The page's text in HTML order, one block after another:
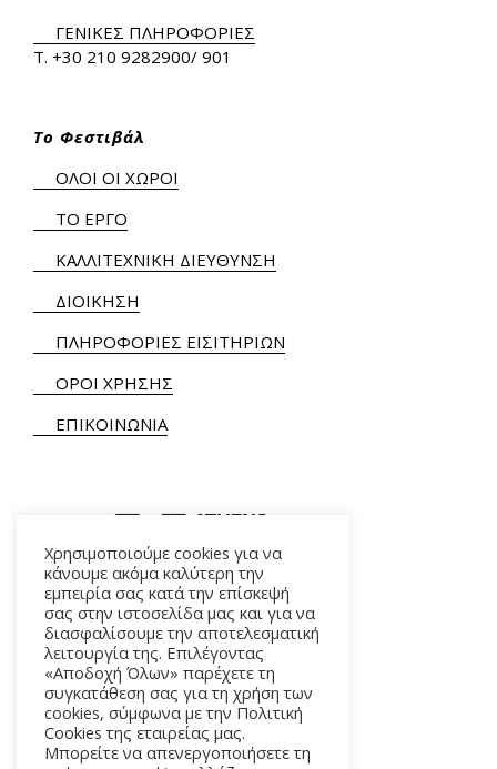
ΓΕΝΙΚΕΣ ΠΛΗΡΟΦΟΡΙΕΣ
Τ. +30 210 9282900/ 901
Το Φεστιβάλ
ΟΛΟΙ ΟΙ ΧΩΡΟΙ
ΤΟ ΕΡΓΟ
ΚΑΛΛΙΤΕΧΝΙΚΗ ΔΙΕΥΘΥΝΣΗ
ΔΙΟΙΚΗΣΗ
ΠΛΗΡΟΦΟΡΙΕΣ ΕΙΣΙΤΗΡΙΩΝ
ΟΡΟΙ ΧΡΗΣΗΣ
ΕΠΙΚΟΙΝΩΝΙΑ
ΑΛΚΜΗΝΗΣ 5 – 118 54 ΑΘΗΝΑ
Χρησιμοποιούμε cookies για να
κάνουμε ακόμα καλύτερη την
εμπειρία σας κατά την επίσκεψή
σας στην ιστοσελίδα μας και για να
διασφαλίσουμε την αποτελεσματική
λειτουργία της. Επιλέγοντας
«Αποδοχή Όλων» παρέχετε τη
συγκατάθεση σας για τη χρήση των
cookies, σύμφωνα με την Πολιτική
Cookies της εταιρείας μας.
Μπορείτε να απενεργοποιήσετε τη